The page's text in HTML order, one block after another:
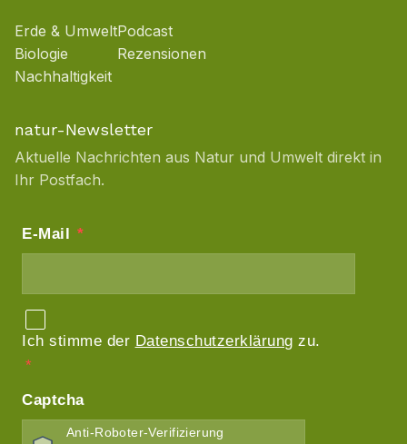
Erde & Umwelt
Biologie
Nachhaltigkeit
Podcast
Rezensionen
natur-Newsletter
Aktuelle Nachrichten aus Natur und Umwelt direkt in
Ihr Postfach.